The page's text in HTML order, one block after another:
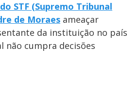
STF (Supremo Tribunal
de Moraes ameaçar
da instituição no país
não cumpra decisões